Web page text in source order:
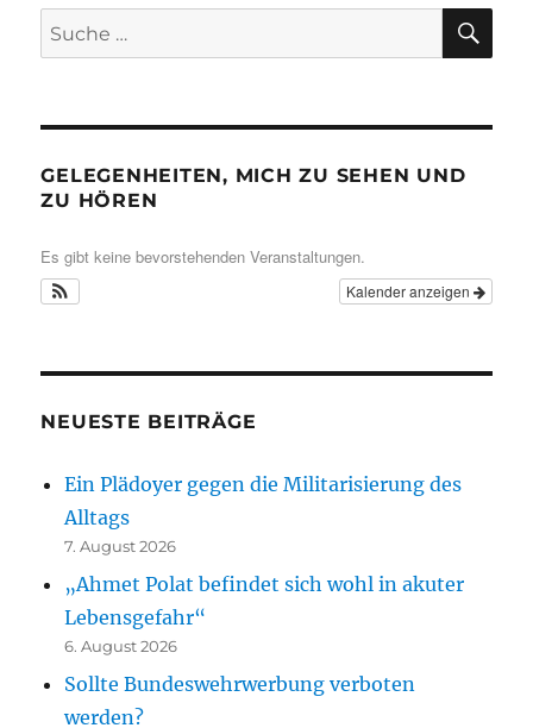
Suche
nach:
GELEGENHEITEN, MICH ZU SEHEN UND
ZU HÖREN
Es gibt keine bevorstehenden Veranstaltungen.
Kalender anzeigen
NEUESTE BEITRÄGE
Ein Plädoyer gegen die Militarisierung des
Alltags
7. August 2026
„Ahmet Polat befindet sich wohl in akuter
Lebensgefahr“
6. August 2026
Sollte Bundeswehrwerbung verboten
werden?